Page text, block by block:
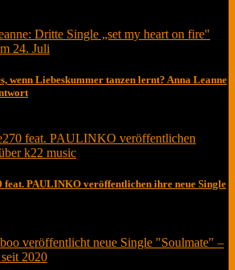
wenn Liebeskummer tanzen lernt? Anna Leanne
PAULINKO veröffentlichen ihre neue Single